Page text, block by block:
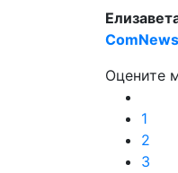
ComNews
Оцените
1
2
3